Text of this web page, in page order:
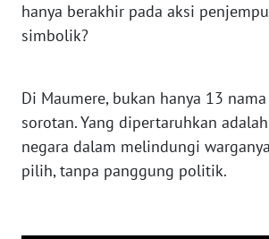
hanya berakhir pada aksi
simbolik?
Di Maumere, bukan hanya 13
sorotan. Yang dipertaruhkan
negara dalam melindungi
pilih, tanpa panggung politik.
WN
KARO